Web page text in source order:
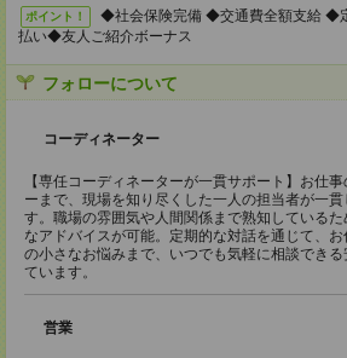
ポイント！
◆社会保険完備 ◆交通費全額支給 ◆
払い◆友人ご紹介ボーナス
フォローについて
コーディネーター
【専任コーディネーターが一貫サポート】お仕
ーまで、現場を知り尽くした一人の担当者が一
す。職場の雰囲気や人間関係まで熟知している
なアドバイスが可能。定期的な対話を通じて、
の小さなお悩みまで、いつでも気軽に相談できる
ています。
営業